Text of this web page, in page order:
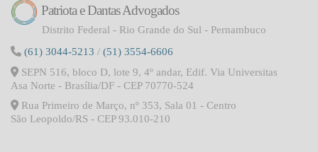
Patriota e Dantas Advogados
Distrito Federal - Rio Grande do Sul - Pernambuco
(61) 3044-5213 / (51) 3554-6606
SEPN 516, bloco D, lote 9, 4º andar, Edif. Via Universitas
Asa Norte - Brasília/DF - CEP 70770-524
Rua Primeiro de Março, nº 353, Sala 01 - Centro
São Leopoldo/RS - CEP 93.010-210